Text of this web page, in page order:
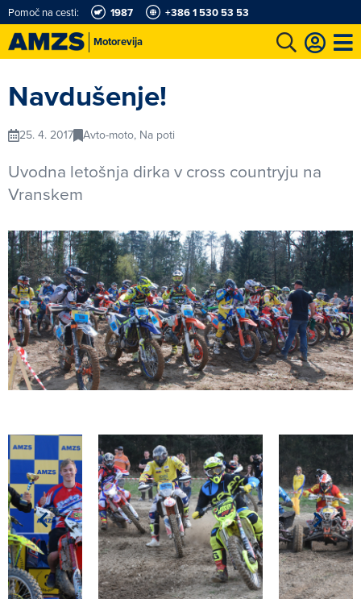
Motorevija
Pomoč na cesti: 1987 +386 1 530 53 53
Navdušenje!
25. 4. 2017 Avto-moto, Na poti
Uvodna letošnja dirka v cross countryju na
Vranskem